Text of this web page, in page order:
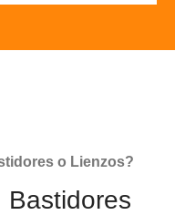
o Lienzos?
Bastidores